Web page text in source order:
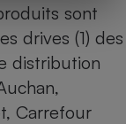
sont
drives (1) des
distribution
Carrefour